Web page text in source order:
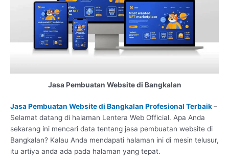
Jasa Pembuatan Website di Bangkalan
Jasa Pembuatan Website di Bangkalan Profesional Terbaik–
Selamat datang di halaman Lentera Web Official. Apa Anda
sekarang ini mencari data tentang jasa pembuatan website di
Bangkalan? Kalau Anda mendapati halaman ini di mesin telusur,
itu artiya anda ada pada halaman yang tepat.